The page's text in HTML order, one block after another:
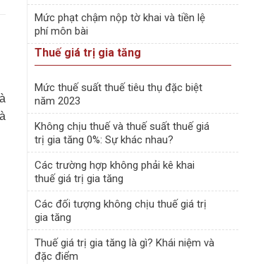
Mức phạt chậm nộp tờ khai và tiền lệ
phí môn bài
Thuế giá trị gia tăng
Mức thuế suất thuế tiêu thụ đặc biệt
năm 2023
Không chịu thuế và thuế suất thuế giá
trị gia tăng 0%: Sự khác nhau?
Các trường hợp không phải kê khai
thuế giá trị gia tăng
Các đối tượng không chịu thuế giá trị
gia tăng
Thuế giá trị gia tăng là gì? Khái niệm và
đặc điểm